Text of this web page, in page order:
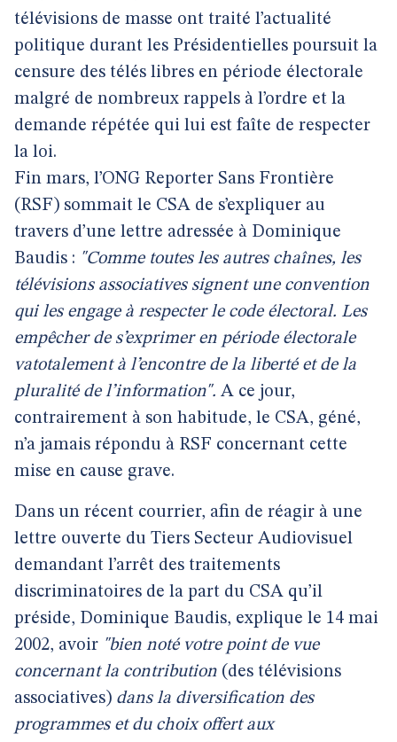
télévisions de masse ont traité l’actualité
politique durant les Présidentielles poursuit la
censure des télés libres en période électorale
malgré de nombreux rappels à l’ordre et la
demande répétée qui lui est faîte de respecter
la loi.
Fin mars, l’ONG Reporter Sans Frontière
(RSF) sommait le CSA de s’expliquer au
travers d’une lettre adressée à Dominique
Baudis : "Comme toutes les autres chaînes, les
télévisions associatives signent une convention
qui les engage à respecter le code électoral. Les
empêcher de s’exprimer en période électorale
vatotalement à l’encontre de la liberté et de la
pluralité de l’information". A ce jour,
contrairement à son habitude, le CSA, géné,
n’a jamais répondu à RSF concernant cette
mise en cause grave.
Dans un récent courrier, afin de réagir à une
lettre ouverte du Tiers Secteur Audiovisuel
demandant l’arrêt des traitements
discriminatoires de la part du CSA qu’il
préside, Dominique Baudis, explique le 14 mai
2002, avoir "bien noté votre point de vue
concernant la contribution (des télévisions
associatives) dans la diversification des
programmes et du choix offert aux